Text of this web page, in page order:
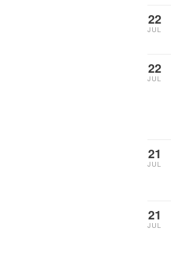
22
JUL
22
JUL
21
JUL
21
JUL